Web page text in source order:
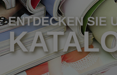
ENTDECKEN SIE